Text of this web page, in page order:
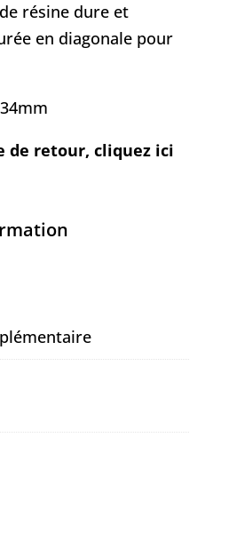
résine dure et
en diagonale pour
de retour, cliquez ici